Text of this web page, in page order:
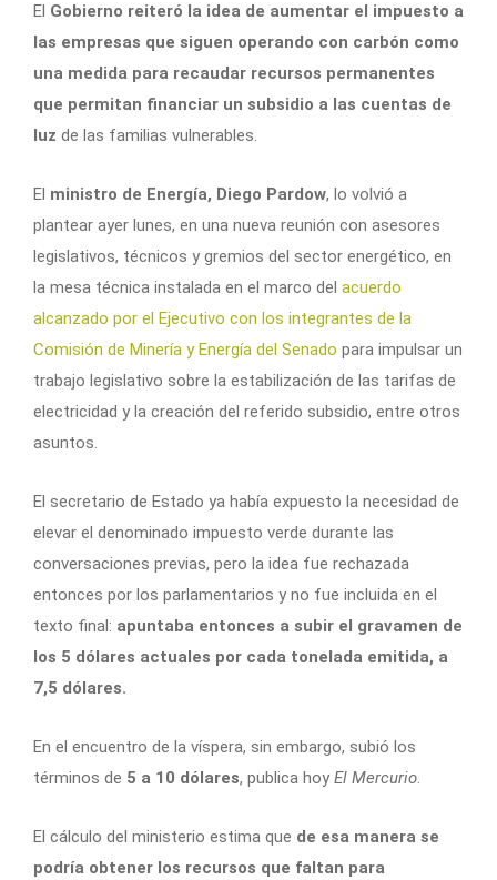
El Gobierno reiteró la idea de aumentar el impuesto a
las empresas que siguen operando con carbón como
una medida para recaudar recursos permanentes
que permitan financiar un subsidio a las cuentas de
luz de las familias vulnerables.
El ministro de Energía, Diego Pardow, lo volvió a
plantear ayer lunes, en una nueva reunión con asesores
legislativos, técnicos y gremios del sector energético, en
la mesa técnica instalada en el marco del acuerdo
alcanzado por el Ejecutivo con los integrantes de la
Comisión de Minería y Energía del Senado para impulsar un
trabajo legislativo sobre la estabilización de las tarifas de
electricidad y la creación del referido subsidio, entre otros
asuntos.
El secretario de Estado ya había expuesto la necesidad de
elevar el denominado impuesto verde durante las
conversaciones previas, pero la idea fue rechazada
entonces por los parlamentarios y no fue incluida en el
texto final: apuntaba entonces a subir el gravamen de
los 5 dólares actuales por cada tonelada emitida, a
7,5 dólares.
En el encuentro de la víspera, sin embargo, subió los
términos de 5 a 10 dólares, publica hoy El Mercurio.
El cálculo del ministerio estima que de esa manera se
podría obtener los recursos que faltan para